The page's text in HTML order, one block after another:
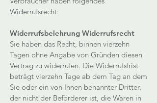
Widerrufsrecht:
Widerrufsbelehrung Widerrufsrecht
Sie haben das Recht, binnen vierzehn
Tagen ohne Angabe von Gründen diesen
Vertrag zu widerrufen. Die Widerrufsfrist
beträgt vierzehn Tage ab dem Tag an dem
Sie oder ein von Ihnen benannter Dritter,
der nicht der Beförderer ist, die Waren in